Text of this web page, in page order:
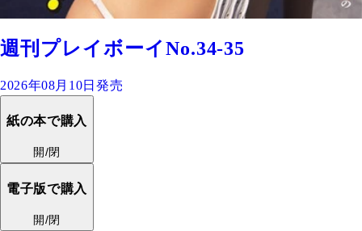
週刊プレイボーイNo.34-35
2026年08月10日発売
紙の本で購入
開/閉
電子版で購入
開/閉